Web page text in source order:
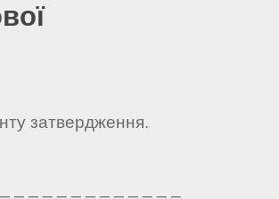
затвердження.
_ _ _ _ _ _ _ _ _ _ _ _